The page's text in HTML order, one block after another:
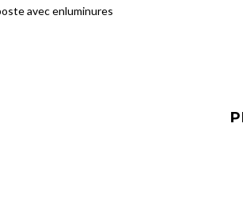
avec enluminures